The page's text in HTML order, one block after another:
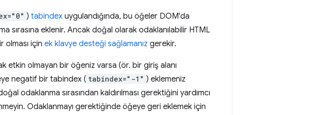
) tabindex uygulandığında, bu öğeler DOM'da
sırasına eklenir. Ancak doğal olarak odaklanılabilir HTML
olması için ek klavye desteği sağlamanız gerekir.
etkin olmayan bir öğeniz varsa (ör. bir giriş alanı
negatif bir tabindex ( tabindex="-1" ) eklemeniz
odaklanma sırasından kaldırılması gerektiğini yardımcı
Odaklanmayı gerektiğinde öğeye geri eklemek için